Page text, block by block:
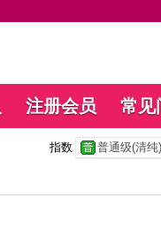
注册会员 常见
指数 普通级(清纯)